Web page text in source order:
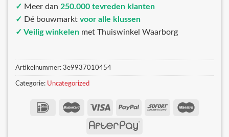
✓ Meer dan 250.000 tevreden klanten
✓ Dé bouwmarkt voor alle klussen
✓ Veilig winkelen met Thuiswinkel Waarborg
Artikelnummer: 3e9937010454
Categorie: Uncategorized